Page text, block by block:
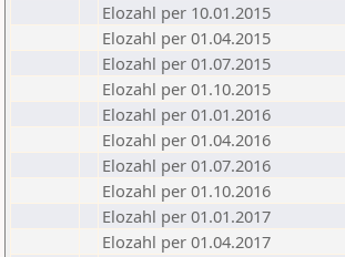
Elozahl per 10.01.2015
Elozahl per 01.04.2015
Elozahl per 01.07.2015
Elozahl per 01.10.2015
Elozahl per 01.01.2016
Elozahl per 01.04.2016
Elozahl per 01.07.2016
Elozahl per 01.10.2016
Elozahl per 01.01.2017
Elozahl per 01.04.2017